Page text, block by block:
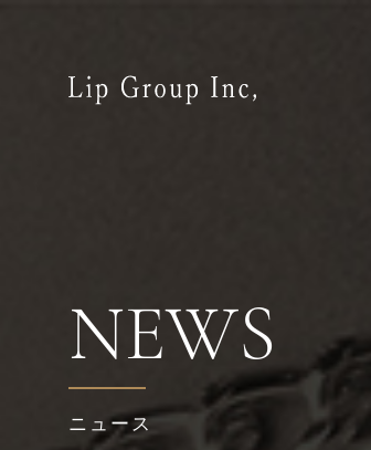
NEWS
ニュース